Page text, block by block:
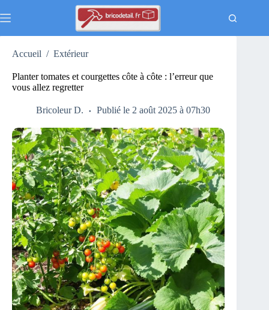
au
Accueil / Extérieur
Planter tomates et courgettes côte à côte : l’erreur que
vous allez regretter
Bricoleur D. Publié le 2 août 2025 à 07h30